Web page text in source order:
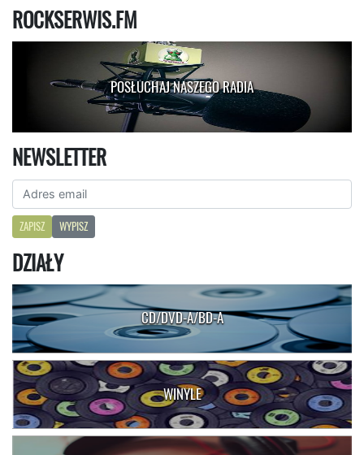
ROCKSERWIS.FM
POSŁUCHAJ NASZEGO RADIA
NEWSLETTER
ZAPISZ WYPISZ
DZIAŁY
CD/DVD-A/BD-A
WINYLE